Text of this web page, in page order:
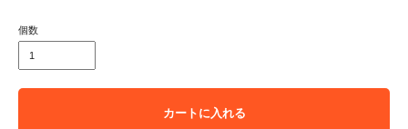
個数
カートに入れる